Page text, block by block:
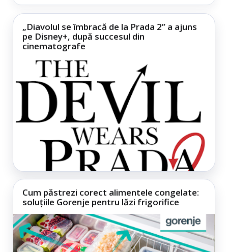
„Diavolul se îmbracă de la Prada 2” a ajuns
pe Disney+, după succesul din
cinematografe
Cum păstrezi corect alimentele congelate:
soluțiile Gorenje pentru lăzi frigorifice